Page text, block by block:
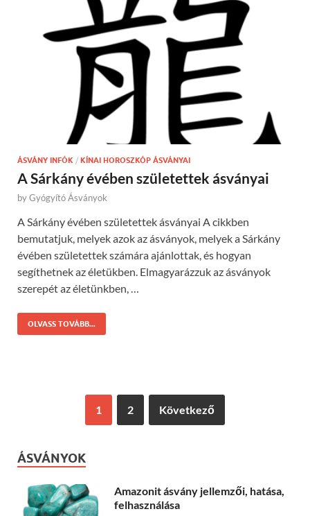
ÁSVÁNY INFÓK / KÍNAI HOROSZKÓP ÁSVÁNYAI
A Sárkány évében születettek ásványai
byGyógyító Ásványok
A Sárkány évében születettek ásványai A cikkben
bemutatjuk, melyek azok az ásványok, melyek a Sárkány
évében születettek számára ajánlottak, és hogyan
segíthetnek az életükben. Elmagyarázzuk az ásványok
szerepét az életünkben, …
OLVASS TOVÁBB...
1 2 Következő
ÁSVÁNYOK
Amazonit ásvány jellemzői, hatása,
felhasználása